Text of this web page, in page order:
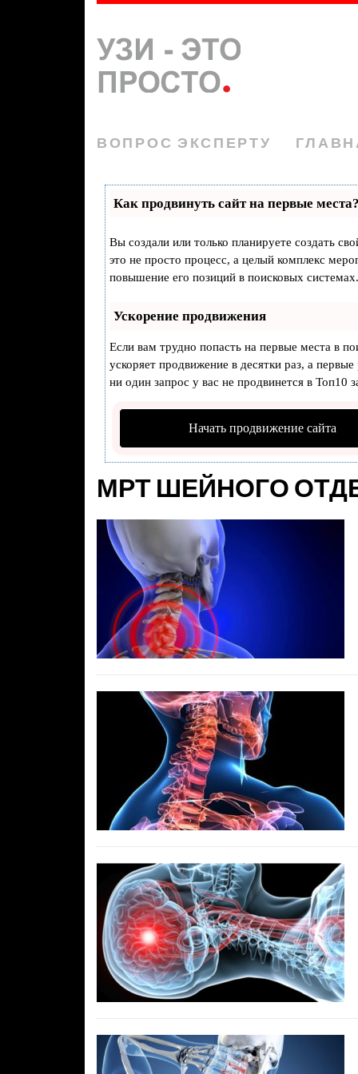
ВОПРОС ЭКСПЕРТУ
Как продвинуть сайт на первые
Вы создали или только планируете создать
это не просто процесс, а целый комплекс
повышение его позиций в поисковых системах.
Ускорение продвижения
Если вам трудно попасть на первые места в
ускоряет продвижение в десятки раз, а
ни один запрос у вас не продвинется в Топ10
Начать продвижение сайта
МРТ ШЕЙНОГО